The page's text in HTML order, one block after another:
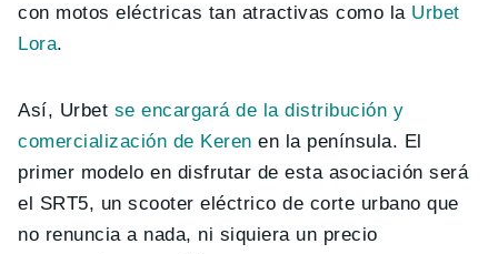
con motos eléctricas tan atractivas como la Urbet
Lora.
Así, Urbet se encargará de la distribución y
comercialización de Keren en la península. El
primer modelo en disfrutar de esta asociación será
el SRT5, un scooter eléctrico de corte urbano que
no renuncia a nada, ni siquiera un precio